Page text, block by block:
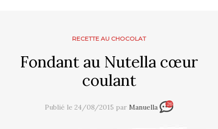
RECETTE AU CHOCOLAT
Fondant au Nutella cœur
coulant
Publié le 24/08/2015 par Manuella 26